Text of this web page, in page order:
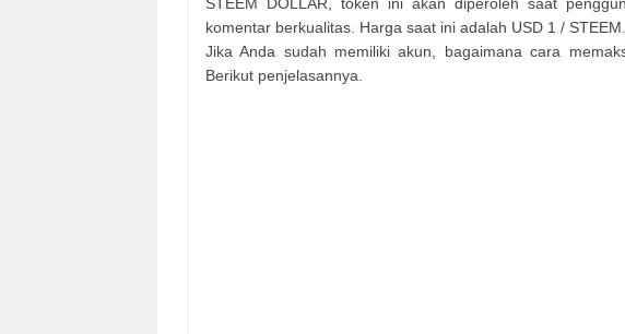
komentar berkualitas. Harga saat ini adalah USD 1 / STEEM.
Jika Anda sudah memiliki akun, bagaimana cara
Berikut penjelasannya.